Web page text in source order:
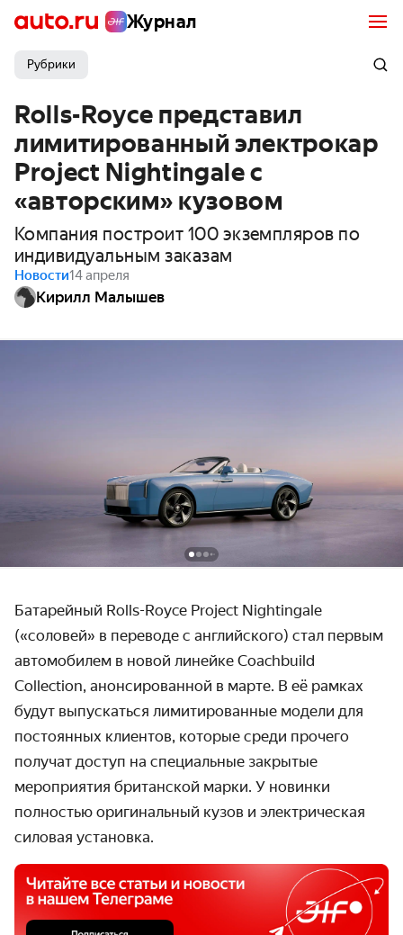
Журнал
Рубрики
Rolls-Royce представил
лимитированный электрокар
Project Nightingale с
«авторским» кузовом
Компания построит 100 экземпляров по
индивидуальным заказам
Новости14 апреля
Кирилл Малышев
Батарейный Rolls-Royce Project Nightingale
(«соловей» в переводе с английского) стал первым
автомобилем в новой линейке Coachbuild
Collection, анонсированной в марте. В её рамках
будут выпускаться лимитированные модели для
постоянных клиентов, которые среди прочего
получат доступ на специальные закрытые
мероприятия британской марки. У новинки
полностью оригинальный кузов и электрическая
силовая установка.